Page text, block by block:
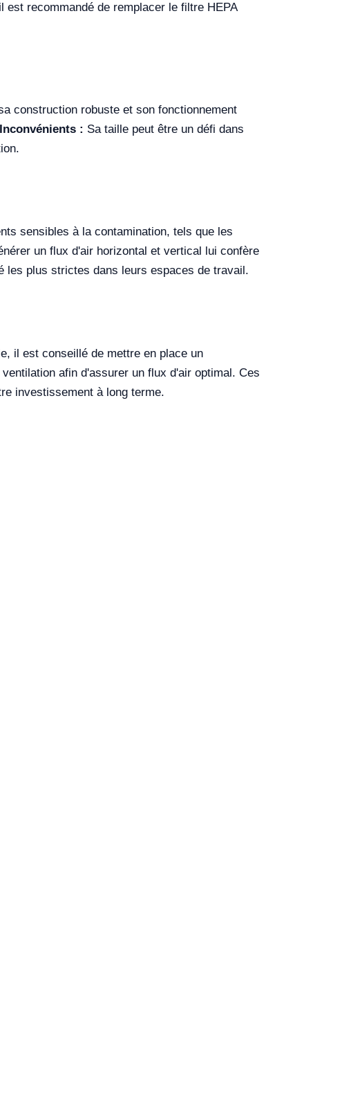
recommandé de remplacer le filtre HEPA
construction robuste et son fonctionnement
Inconvénients : Sa taille peut être un défi dans
sensibles à la contamination, tels que les
un flux d'air horizontal et vertical lui confère
les plus strictes dans leurs espaces de travail.
il est conseillé de mettre en place un
afin d'assurer un flux d'air optimal. Ces
investissement à long terme.